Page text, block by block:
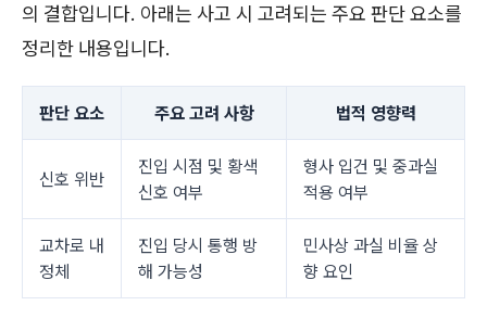
의 결합입니다. 아래는 사고 시 고려되는 주요 판단 요소를
정리한 내용입니다.
판단 요소 주요 고려 사항 법적 영향력
신호 위반
진입 시점 및 황색
신호 여부
형사 입건 및 중과실
적용 여부
교차로 내
정체
진입 당시 통행 방
해 가능성
민사상 과실 비율 상
향 요인